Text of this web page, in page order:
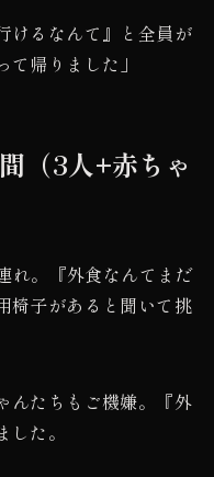
けるなんて』と全員が
帰りました」
（3人+赤ちゃ
れ。『外食なんてまだ
椅子があると聞いて挑
んたちもご機嫌。『外
た。